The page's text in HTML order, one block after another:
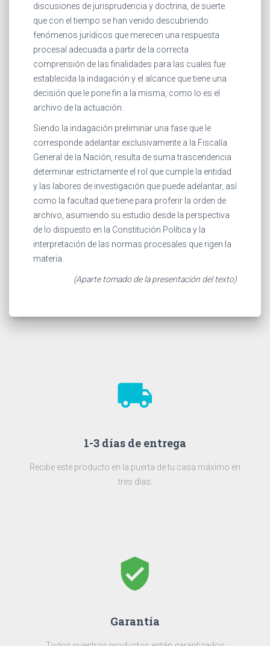
discusiones de jurisprudencia y doctrina, de suerte
que con el tiempo se han venido descubriendo
fenómenos jurídicos que merecen una respuesta
procesal adecuada a partir de la correcta
comprensión de las finalidades para las cuales fue
establecida la indagación y el alcance que tiene una
decisión que le pone fin a la misma, como lo es el
archivo de la actuación.
Siendo la indagación preliminar una fase que le
corresponde adelantar exclusivamente a la Fiscalía
General de la Nación, resulta de suma trascendencia
determinar estrictamente el rol que cumple la entidad
y las labores de investigación que puede adelantar, así
como la facultad que tiene para proferir la orden de
archivo, asumiendo su estudio desde la perspectiva
de lo dispuesto en la Constitución Política y la
interpretación de las normas procesales que rigen la
materia.
(Aparte tomado de la presentación del texto)
local_shipping
1-3 días de entrega
Recibe este producto en la puerta de tu casa máximo en
tres días.
verified_user
Garantía